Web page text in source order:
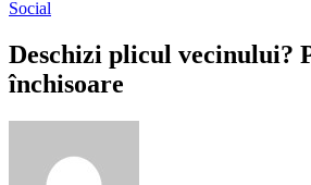
Social
Deschizi plicul vecinului?
închisoare